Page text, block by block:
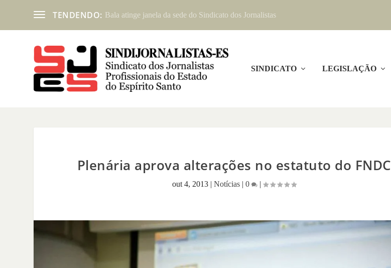
TENDENDO: Bala atinge janela da sede do Sindicato dos Jornalistas
SINDICATO LEGISLAÇÃO
Plenária aprova alterações no estatuto do FNDC
out 4, 2013| Notícias| 0 |